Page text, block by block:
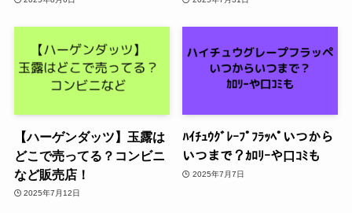
【ハーゲンダッツ】玉露は
どこで売ってる？コンビニ
など販売店！
2025年7月12日
ﾊｲﾁｭｳｸﾞﾚｰﾌﾟﾌﾗｯﾍﾟいつから
いつまで？ｶﾛﾘｰや口ｺﾐも
2025年7月7日